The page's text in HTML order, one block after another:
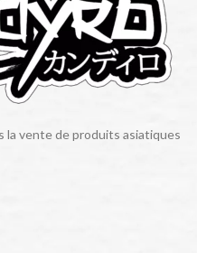
la vente de produits asiatiques